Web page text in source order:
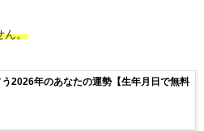
ん。
う2026年のあなたの運勢【生年月日で無料